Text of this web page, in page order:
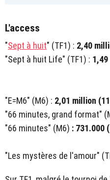
L'access
"Sept à huit" (TF1) : 2,40
"Sept à huit Life" (TF1) :
"E=M6" (M6) : 2,01 million
"66 minutes, grand format"
"66 minutes" (M6) : 731.000
"Les mystères de l'amour"